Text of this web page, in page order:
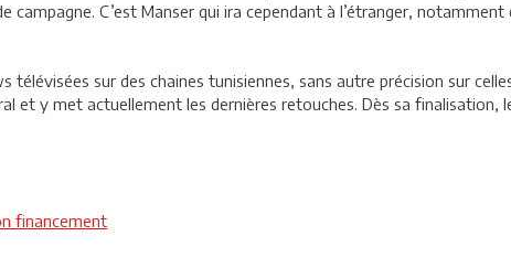
C’est Manser qui ira cependant à l’étranger, notamment
sur des chaines tunisiennes, sans autre précision sur
et y met actuellement les dernières retouches. Dès sa finalisation,
financement